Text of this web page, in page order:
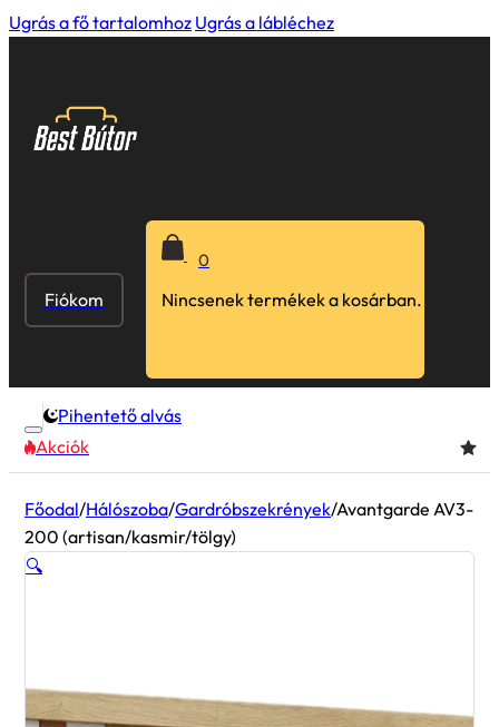
Ugrás a fő tartalomhoz Ugrás a lábléchez
Fiókom
0
Nincsenek termékek a kosárban.
Pihentető alvás
Akciók
Főodal/Hálószoba/Gardróbszekrények/Avantgarde AV3-
200 (artisan/kasmir/tölgy)
🔍